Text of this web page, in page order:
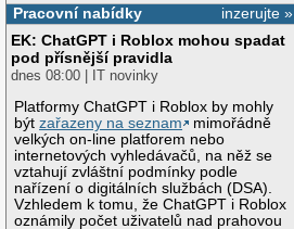
inzerujte »
Pracovní nabídky
EK: ChatGPT i Roblox mohou spadat
pod přísnější pravidla
dnes 08:00 | IT novinky
Platformy ChatGPT i Roblox by mohly
býtzařazeny na seznam
mimořádně
velkých on-line platforem nebo
internetových vyhledávačů, na něž se
vztahují zvláštní podmínky podle
nařízení o digitálních službách (DSA).
Vzhledem k tomu, že ChatGPT i Roblox
oznámily počet uživatelů nad prahovou